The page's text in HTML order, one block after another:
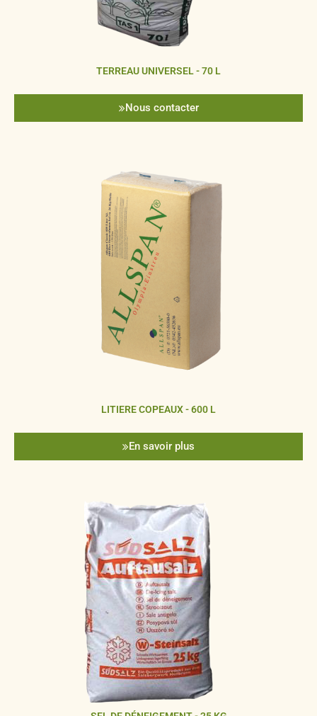
TERREAU UNIVERSEL - 70 L
Nous contacter
LITIERE COPEAUX - 600 L
En savoir plus